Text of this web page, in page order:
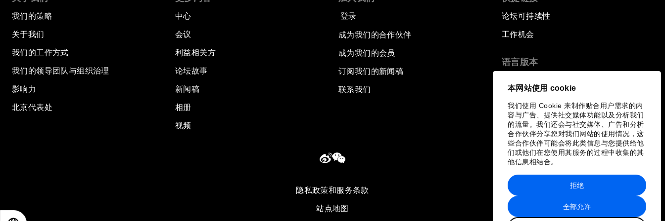
本网站使用 cookie
我们使用 Cookie 来制作贴合用户需求的内
容与广告、提供社交媒体功能以及分析我们
的流量。我们还会与社交媒体、广告和分析
合作伙伴分享您对我们网站的使用情况，这
些合作伙伴可能会将此类信息与您提供给他
们或他们在您使用其服务的过程中收集的其
他信息相结合。
全部允许
拒绝
我们的策略
关于我们
我们的工作方式
我们的领导团队与组织治理
影响力
北京代表处
中心
会议
利益相关方
论坛故事
新闻稿
相册
视频
登录
成为我们的合作伙伴
成为我们的会员
订阅我们的新闻稿
联系我们
论坛可持续性
工作机会
语言版本
隐私政策和服务条款
站点地图